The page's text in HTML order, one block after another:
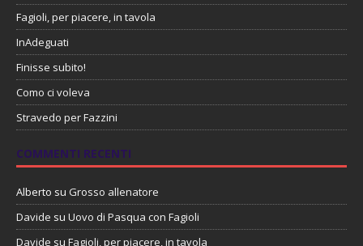
Fagioli, per piacere, in tavola
InAdeguati
Finisse subito!
Como ci voleva
Stravedo per Fazzini
COMMENTI RECENTI
Alberto su Grosso allenatore
Davide su Uovo di Pasqua con Fagioli
Davide su Fagioli, per piacere, in tavola